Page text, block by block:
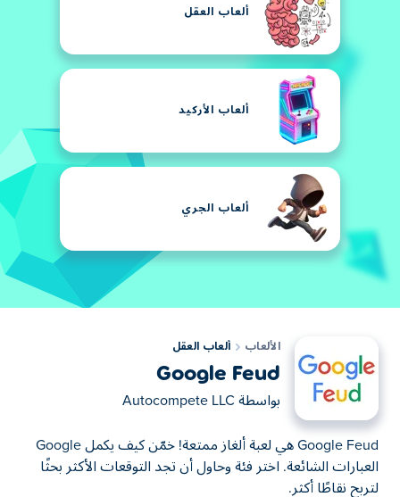
ألعاب العقل
ألعاب الأركيد
ألعاب الجري
الألعاب ألعاب العقل
Google Feud
بواسطة Autocompete LLC
Google Feud هي لعبة ألغاز ممتعة! خمّن كيف يكمل Google
العبارات الشائعة. اختر فئة وحاول أن تجد التوقعات الأكثر بحثًا
لتربح نقاطًا أكثر.